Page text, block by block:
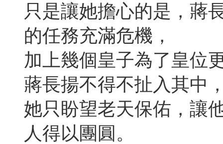
只是讓她擔心的是，蔣
的任務充滿危機，
加上幾個皇子為了皇位
蔣長揚不得不扯入其中
她只盼望老天保佑，讓
人得以團圓。